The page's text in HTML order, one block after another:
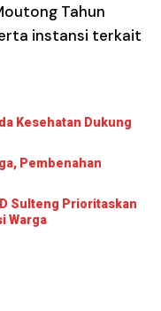
Tahun
instansi terkait
Kesehatan Dukung
Pembenahan
Sulteng Prioritaskan
Warga